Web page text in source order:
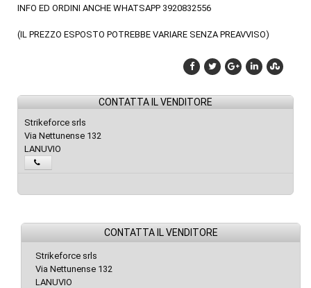
INFO ED ORDINI ANCHE WHATSAPP 3920832556
(IL PREZZO ESPOSTO POTREBBE VARIARE SENZA PREAVVISO)
CONTATTA IL VENDITORE
Strikeforce srls
Via Nettunense 132
LANUVIO
CONTATTA IL VENDITORE
Strikeforce srls
Via Nettunense 132
LANUVIO